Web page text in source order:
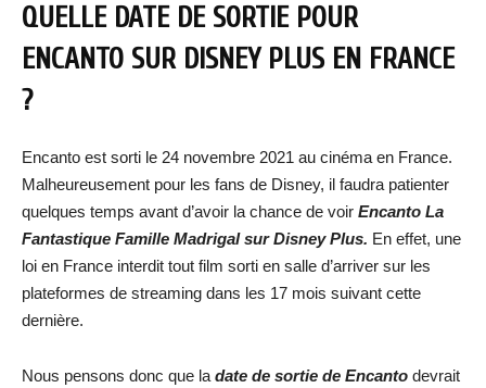
QUELLE DATE DE SORTIE POUR
ENCANTO SUR DISNEY PLUS EN FRANCE
?
Encanto est sorti le 24 novembre 2021 au cinéma en France.
Malheureusement pour les fans de Disney, il faudra patienter
quelques temps avant d’avoir la chance de voir Encanto La
Fantastique Famille Madrigal sur Disney Plus. En effet, une
loi en France interdit tout film sorti en salle d’arriver sur les
plateformes de streaming dans les 17 mois suivant cette
dernière.
Nous pensons donc que la date de sortie de Encanto devrait